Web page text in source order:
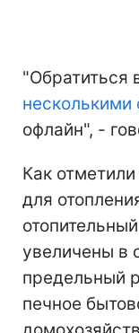
"Обратиться
несколькими
офлайн", -
Как
для
увеличены в
предельный
печное